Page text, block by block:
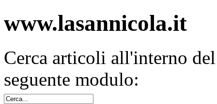
www.lasannicola.it
Cerca articoli all'interno
seguente modulo: